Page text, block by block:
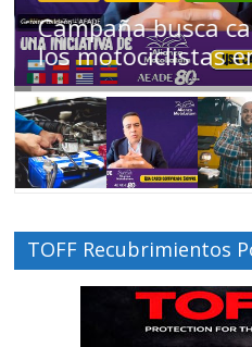
Choferes
Ecuador en
TOFF Recubrimientos